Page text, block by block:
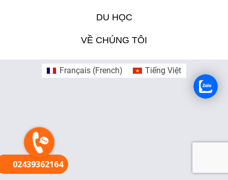
DU HỌC
VỀ CHÚNG TÔI
Français(French) Tiếng Việt
02439362164